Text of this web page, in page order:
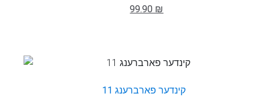
99.90 ₪
קינדער פארברענג 11